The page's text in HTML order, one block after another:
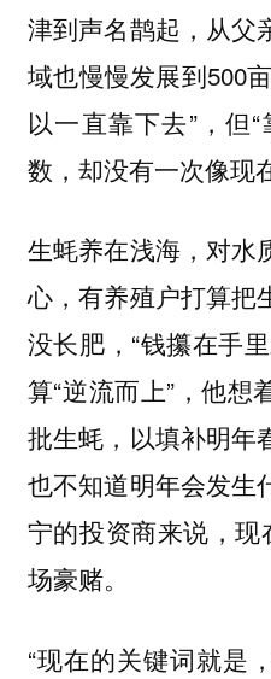
津到声名鹊起，从父
域也慢慢发展到500
以一直靠下去”，但
数，却没有一次像现
生蚝养在浅海，对水
心，有养殖户打算把
没长肥，“钱攥在手
算“逆流而上”，他想
批生蚝，以填补明年
也不知道明年会发生
宁的投资商来说，现
场豪赌。
“现在的关键词就是